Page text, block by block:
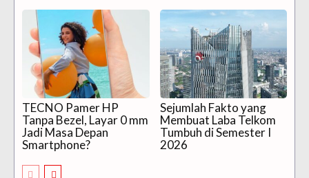
TECNO Pamer HP
Tanpa Bezel, Layar 0 mm
Jadi Masa Depan
Smartphone?
Sejumlah Fakto yang
Membuat Laba Telkom
Tumbuh di Semester I
2026